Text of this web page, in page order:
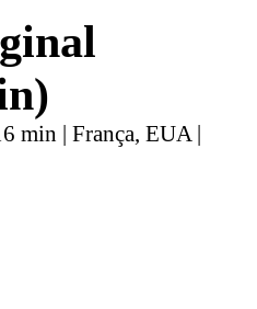
min | França, EUA |